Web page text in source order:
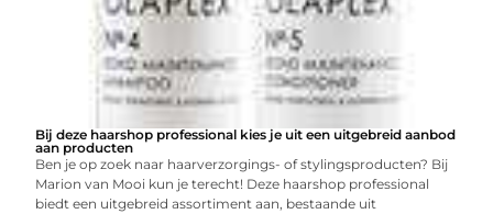
Bij deze haarshop professional kies je uit een uitgebreid aanbod
aan producten
Ben je op zoek naar haarverzorgings- of stylingsproducten? Bij
Marion van Mooi kun je terecht! Deze haarshop professional
biedt een uitgebreid assortiment aan, bestaande uit